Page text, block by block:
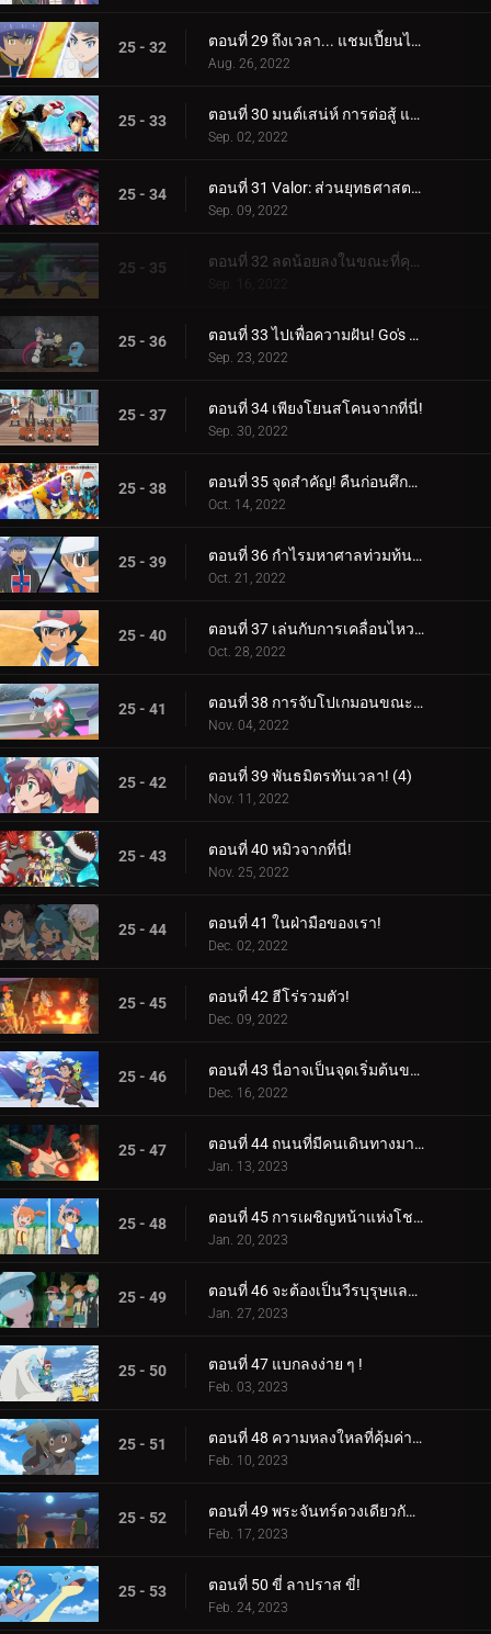
25 - 32 ตอนที่ 29 ถึงเวลา... แชมเปี้ยนไทม์! (1)
Aug. 26, 2022
25 - 33 ตอนที่ 30 มนต์เสน่ห์ การต่อสู้ และความสับสน! (2)
Sep. 02, 2022
25 - 34 ตอนที่ 31 Valor: ส่วนยุทธศาสตร์ของการต่อสู้! (3)
Sep. 09, 2022
25 - 35
Sep. 16, 2022
25 - 36 ตอนที่ 33 ไปเพื่อความฝัน! Go's Road to Mew!!
Sep. 23, 2022
25 - 37 ตอนที่ 34 เพียงโยนสโคนจากที่นี่!
Sep. 30, 2022
25 - 38 ตอนที่ 35 จุดสำคัญ! คืนก่อนศึกตัดสิน! ซาโตชิ ปะทะ ดันเด้!!
Oct. 14, 2022
25 - 39 ตอนที่ 36 กำไรมหาศาลท่วมท้น! (1)
Oct. 21, 2022
25 - 40 ตอนที่ 37 เล่นกับการเคลื่อนไหวของคุณ! (2)
Oct. 28, 2022
25 - 41 ตอนที่ 38 การจับโปเกมอนขณะปัดป้อง! (3)
Nov. 04, 2022
25 - 42 ตอนที่ 39 พันธมิตรทันเวลา! (4)
Nov. 11, 2022
25 - 43 ตอนที่ 40 หมิวจากที่นี่!
Nov. 25, 2022
25 - 44 ตอนที่ 41 ในฝ่ามือของเรา!
Dec. 02, 2022
25 - 45 ตอนที่ 42 ฮีโร่รวมตัว!
Dec. 09, 2022
25 - 46 ตอนที่ 43 นี่อาจเป็นจุดเริ่มต้นของสิ่งที่ยิ่งใหญ่!
Dec. 16, 2022
25 - 47 ตอนที่ 44 ถนนที่มีคนเดินทางมากที่สุด!
Jan. 13, 2023
25 - 48 ตอนที่ 45 การเผชิญหน้าแห่งโชคชะตา!
Jan. 20, 2023
25 - 49 ตอนที่ 46 จะต้องเป็นวีรบุรุษและแม่มดของเรา!
Jan. 27, 2023
25 - 50 ตอนที่ 47 แบกลงง่าย ๆ !
Feb. 03, 2023
25 - 51 ตอนที่ 48 ความหลงใหลที่คุ้มค่าของหน่วย!
Feb. 10, 2023
25 - 52 ตอนที่ 49 พระจันทร์ดวงเดียวกัน บัดนี้และตลอดไป!
Feb. 17, 2023
25 - 53 ตอนที่ 50 ขี่ ลาปราส ขี่!
Feb. 24, 2023